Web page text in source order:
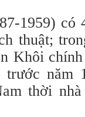
1959) có
thuật;
Khôi
năm
thời